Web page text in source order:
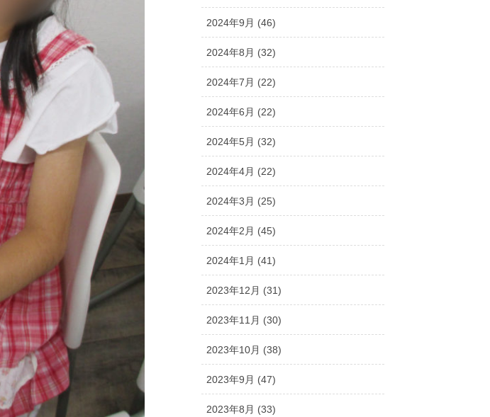
2024年9月 (46)
2024年8月 (32)
2024年7月 (22)
2024年6月 (22)
2024年5月 (32)
2024年4月 (22)
2024年3月 (25)
2024年2月 (45)
2024年1月 (41)
2023年12月 (31)
2023年11月 (30)
2023年10月 (38)
2023年9月 (47)
2023年8月 (33)